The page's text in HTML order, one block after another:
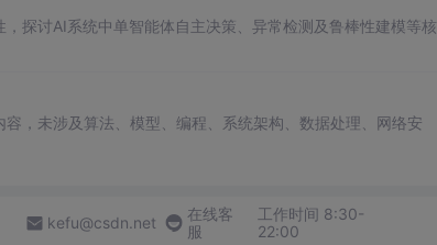
探讨AI系统中单智能体自主决策、异常检测及鲁棒性建模等核
，未涉及算法、模型、编程、系统架构、数据处理、网络安
kefu@csdn.net
在线客
服
工作时间 8:30-
22:00